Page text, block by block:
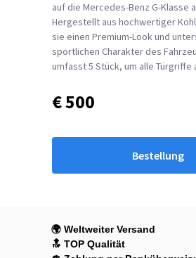
€ 500
Bestellung
auf die Mercedes-Benz G-Klasse
Hergestellt aus hochwertiger
sie einen Premium-Look und
sportlichen Charakter des
umfasst 5 Stück, um alle Türgriffe
🌍 Weltweiter Versand
🔝 TOP Qualität